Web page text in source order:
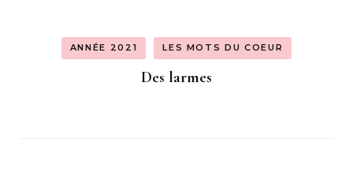
ANNÉE 2021 LES MOTS DU COEUR
Des larmes